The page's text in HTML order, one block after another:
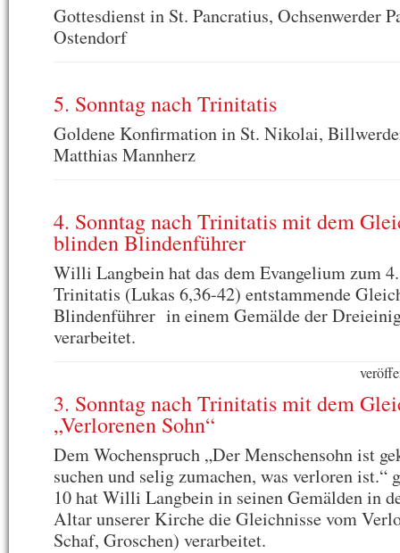
Gottesdienst in St. Pancratius, Ochsenwerder
Ostendorf
5. Sonntag nach Trinitatis
Goldene Konfirmation in St. Nikolai,
Matthias Mannherz
4. Sonntag nach Trinitatis mit dem
blinden Blindenführer
Willi Langbein hat das dem Evangelium zum
Trinitatis (Lukas 6,36-42) entstammende
Blindenführer in einem Gemälde der
verarbeitet.
3. Sonntag nach Trinitatis mit dem
„Verlorenen Sohn“
Dem Wochenspruch „Der Menschensohn ist
suchen und selig zumachen, was verloren ist.“
10 hat Willi Langbein in seinen Gemälden in
Altar unserer Kirche die Gleichnisse vom
Schaf, Groschen) verarbeitet.